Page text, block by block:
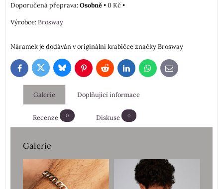
Osobně•0 Kč•
Výrobce:Brosway
Náramek je dodáván v originální krabičce značky Brosway
FacebookTwitterBlueskyPinterestRedditLinkedInWhatsApp
E-
mail
Galerie Doplňující informace
Recenze 0 Diskuse 0
Galerie